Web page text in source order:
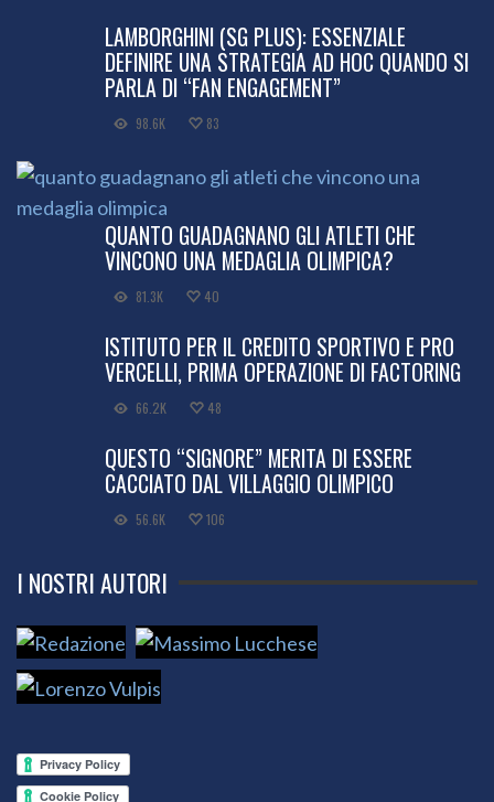
LAMBORGHINI (SG PLUS): ESSENZIALE
DEFINIRE UNA STRATEGIA AD HOC QUANDO SI
PARLA DI “FAN ENGAGEMENT”
98.6K 83
QUANTO GUADAGNANO GLI ATLETI CHE
VINCONO UNA MEDAGLIA OLIMPICA?
81.3K 40
ISTITUTO PER IL CREDITO SPORTIVO E PRO
VERCELLI, PRIMA OPERAZIONE DI FACTORING
66.2K 48
QUESTO “SIGNORE” MERITA DI ESSERE
CACCIATO DAL VILLAGGIO OLIMPICO
56.6K 106
I NOSTRI AUTORI